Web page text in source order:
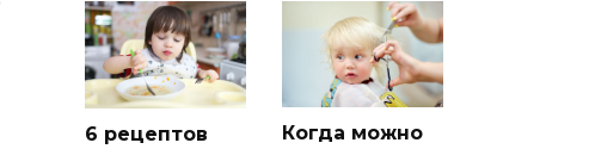
6 рецептов
Когда можно